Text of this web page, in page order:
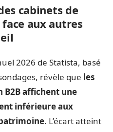
cabinets de
aux autres
2026 de Statista, basé
révèle que les
B2B affichent une
inférieure aux
. L’écart atteint